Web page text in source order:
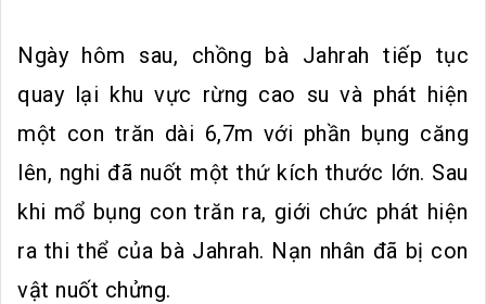
Ngày hôm sau, chồng bà Jahrah tiếp tục
quay lại khu vực rừng cao su và phát hiện
một con trăn dài 6,7m với phần bụng căng
lên, nghi đã nuốt một thứ kích thước lớn. Sau
khi mổ bụng con trăn ra, giới chức phát hiện
ra thi thể của bà Jahrah. Nạn nhân đã bị con
vật nuốt chửng.